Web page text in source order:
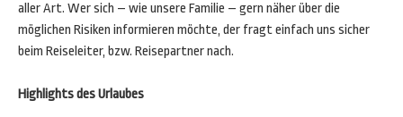
aller Art. Wer sich – wie unsere Familie – gern näher über die
möglichen Risiken informieren möchte, der fragt einfach uns sicher
beim Reiseleiter, bzw. Reisepartner nach.
Highlights des Urlaubes